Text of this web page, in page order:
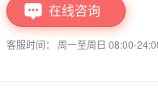
 在线咨询
客服时间： 周一至周日 08:00-